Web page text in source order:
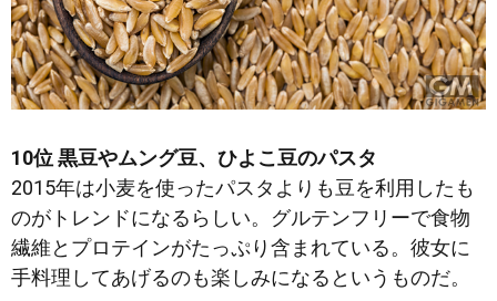
10位 黒豆やムング豆、ひよこ豆のパスタ
2015年は小麦を使ったパスタよりも豆を利用したも
のがトレンドになるらしい。グルテンフリーで食物
繊維とプロテインがたっぷり含まれている。彼女に
手料理してあげるのも楽しみになるというものだ。